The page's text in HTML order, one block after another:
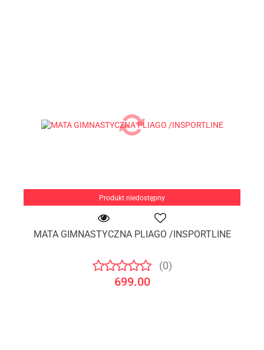
Produkt niedostępny
MATA GIMNASTYCZNA PLIAGO /INSPORTLINE
(0)
699.00